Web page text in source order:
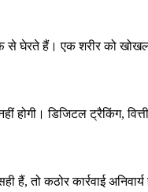
से घेरते हैं। एक शरीर को
होगी। डिजिटल ट्रैकिंग,
कठोर कार्रवाई